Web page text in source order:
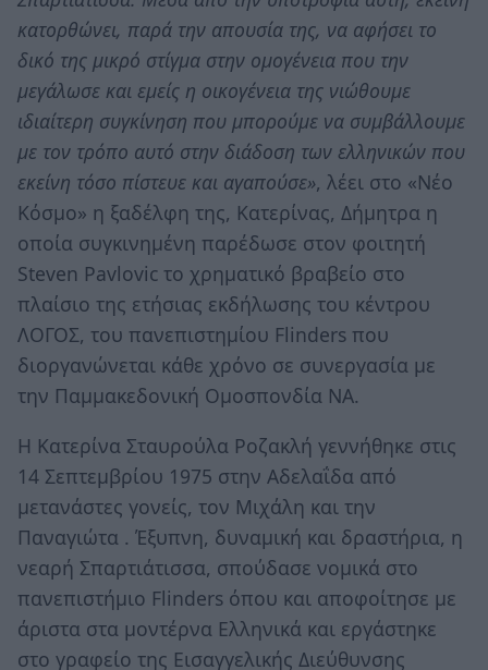
κατορθώνει, παρά την απουσία της, να αφήσει το
δικό της μικρό στίγμα στην ομογένεια που την
μεγάλωσε και εμείς η οικογένεια της νιώθουμε
ιδιαίτερη συγκίνηση που μπορούμε να συμβάλλουμε
με τον τρόπο αυτό στην διάδοση των ελληνικών που
εκείνη τόσο πίστευε και αγαπούσε», λέει στο «Νέο
Κόσμο» η ξαδέλφη της, Κατερίνας, Δήμητρα η
οποία συγκινημένη παρέδωσε στον φοιτητή
Steven Pavlovic το χρηματικό βραβείο στο
πλαίσιο της ετήσιας εκδήλωσης του κέντρου
ΛΟΓΟΣ, του πανεπιστημίου Flinders που
διοργανώνεται κάθε χρόνο σε συνεργασία με
την Παμμακεδονική Ομοσπονδία ΝΑ.
Η Κατερίνα Σταυρούλα Ροζακλή γεννήθηκε στις
14 Σεπτεμβρίου 1975 στην Αδελαΐδα από
μετανάστες γονείς, τον Μιχάλη και την
Παναγιώτα . Έξυπνη, δυναμική και δραστήρια, η
νεαρή Σπαρτιάτισσα, σπούδασε νομικά στο
πανεπιστήμιο Flinders όπου και αποφοίτησε με
άριστα στα μοντέρνα Ελληνικά και εργάστηκε
στο γραφείο της Εισαγγελικής Διεύθυνσης